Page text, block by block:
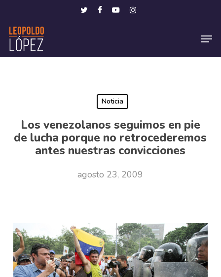
main
content
twitterfacebookyoutubeinstagram
Noticia
Los venezolanos seguimos en pie
de lucha porque no retrocederemos
antes nuestras convicciones
agosto 23, 2009